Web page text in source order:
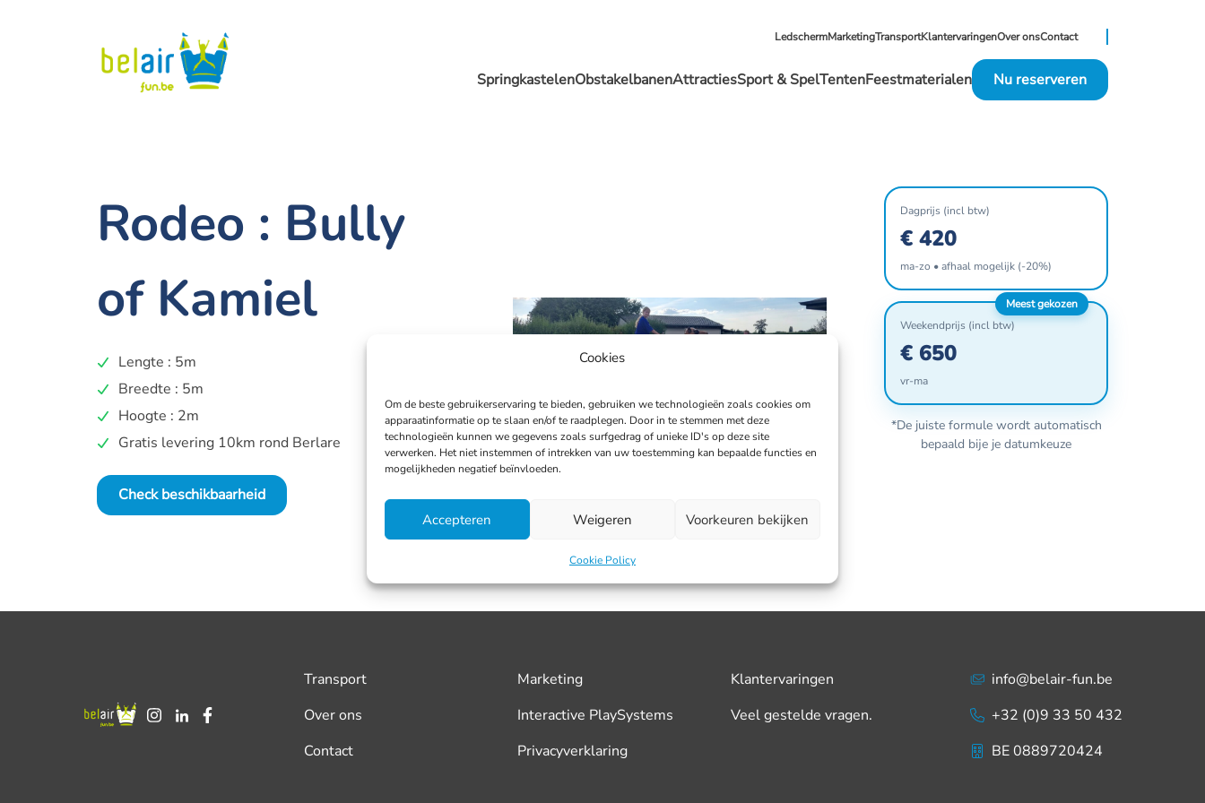
Cookies
Om de beste gebruikerservaring te bieden, gebruiken we technologieën zoals cookies om
apparaatinformatie op te slaan en/of te raadplegen. Door in te stemmen met deze
technologieën kunnen we gegevens zoals surfgedrag of unieke ID's op deze site
verwerken. Het niet instemmen of intrekken van uw toestemming kan bepaalde functies en
mogelijkheden negatief beïnvloeden.
Accepteren Weigeren Voorkeuren bekijken
Cookie Policy
LedschermMarketingTransportKlantervaringenOver onsContact
SpringkastelenObstakelbanenAttractiesSport & SpelTentenFeestmaterialen Nu reserveren
Rodeo : Bully
of Kamiel
Lengte : 5m
Breedte : 5m
Hoogte : 2m
Gratis levering 10km rond Berlare
Check beschikbaarheid
Dagprijs (incl btw)
€ 420
ma-zo • afhaal mogelijk (-20%)
Meest gekozen
Weekendprijs (incl btw)
€ 650
vr-ma
*De juiste formule wordt automatisch
bepaald bije je datumkeuze
Transport Marketing
Klantervaringen
Over ons
Interactive PlaySystems
Veel gestelde vragen.
Contact
Privacyverklaring
info@belair-fun.be
+32 (0)9 33 50 432
BE 0889720424